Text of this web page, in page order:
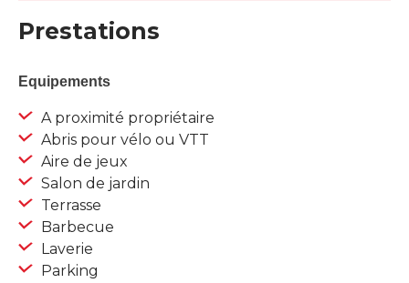
Prestations
Equipements
A proximité propriétaire
Abris pour vélo ou VTT
Aire de jeux
Salon de jardin
Terrasse
Barbecue
Laverie
Parking